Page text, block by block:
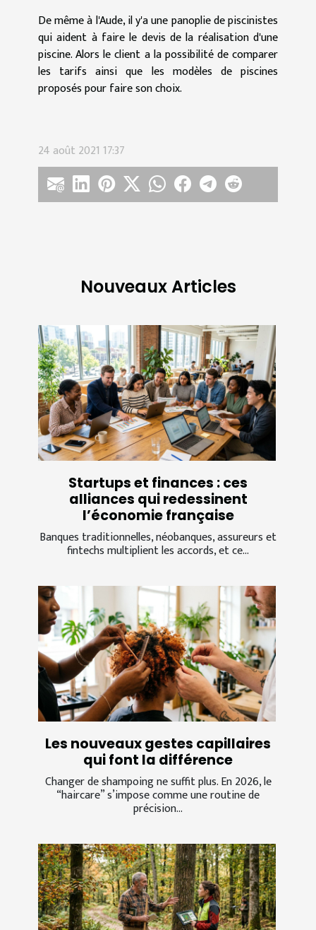
De même à l'Aude, il y'a une panoplie de piscinistes
qui aident à faire le devis de la réalisation d'une
piscine. Alors le client a la possibilité de comparer
les tarifs ainsi que les modèles de piscines
proposés pour faire son choix.
24 août 2021 17:37
Nouveaux Articles
Startups et finances : ces
alliances qui redessinent
l’économie française
Banques traditionnelles, néobanques, assureurs et
fintechs multiplient les accords, et ce...
Les nouveaux gestes capillaires
qui font la différence
Changer de shampoing ne suffit plus. En 2026, le
“haircare” s’impose comme une routine de
précision...